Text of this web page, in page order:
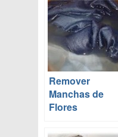
Remover
Manchas de
Flores